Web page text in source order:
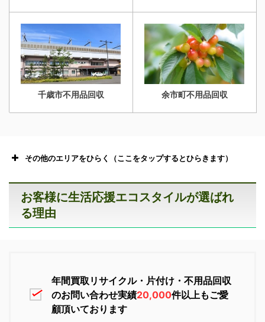
千歳市不用品回収 余市町不用品回収
その他のエリアをひらく（ここをタップするとひらきます）
お客様に生活応援エコスタイルが選ばれ
る理由
年間買取リサイクル・片付け・不用品回収
のお問い合わせ実績20,000件以上もご愛
顧頂いております